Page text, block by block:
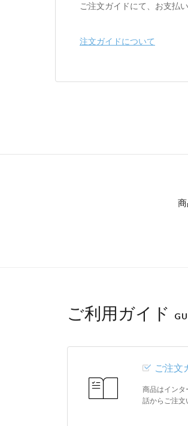
ご注文ガイドにて、お支払
注文ガイドについて
ご利用ガイド
ご注文
商品はインタ
話からご注文